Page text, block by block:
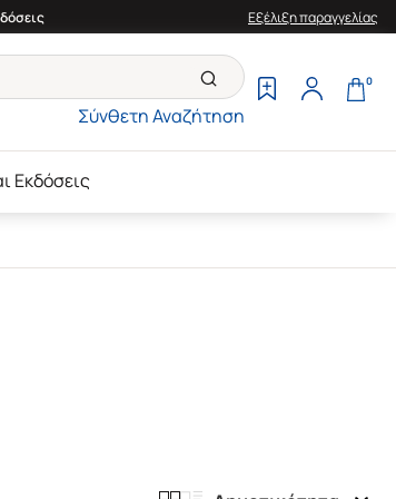
Εξέλιξη παραγγελίας
Σύνθετη Αναζήτηση
0
Εκδόσεις